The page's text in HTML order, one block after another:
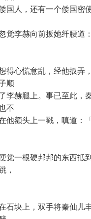
国人，还有一个倭国密
李赫向前扳她纤腰道
心慌意乱，经他扳弄
顺
李赫腿上。事已至此，
不
他额头上一戳，嗔道：
一根硬邦邦的东西抵
，
块上，双手将秦仙儿